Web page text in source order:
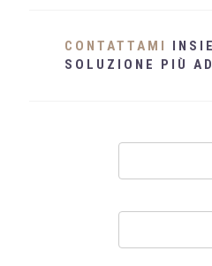
CONTATTAMI
SOLUZIONE PIÙ
Contatti